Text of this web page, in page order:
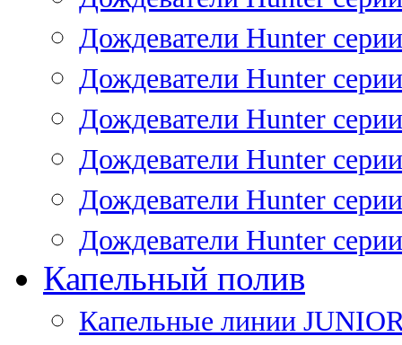
Дождеватели Hunter
Дождеватели Hunter
Дождеватели Hunter
Дождеватели Hunter
Дождеватели Hunter
Дождеватели Hunter
Капельный полив
Капельные линии